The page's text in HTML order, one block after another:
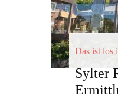
Das ist los
Sylter